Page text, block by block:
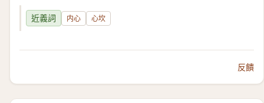
近義詞 内心 心坎
反饋